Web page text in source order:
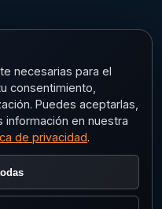
necesarias para el
consentimiento,
Puedes aceptarlas,
información en nuestra
de privacidad.